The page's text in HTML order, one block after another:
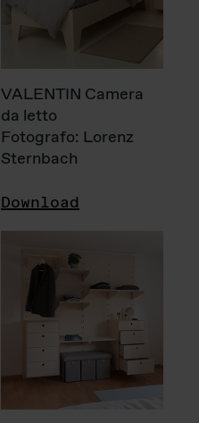
VALENTIN Camera
da letto
Fotografo: Lorenz
Sternbach
Download